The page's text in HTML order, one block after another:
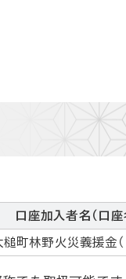
口座加入者名（口座
町林野火災義援金